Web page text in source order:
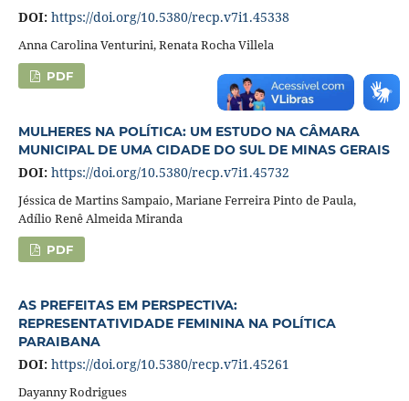
DOI: https://doi.org/10.5380/recp.v7i1.45338
Anna Carolina Venturini, Renata Rocha Villela
PDF
MULHERES NA POLÍTICA: UM ESTUDO NA CÂMARA
MUNICIPAL DE UMA CIDADE DO SUL DE MINAS GERAIS
DOI: https://doi.org/10.5380/recp.v7i1.45732
Jéssica de Martins Sampaio, Mariane Ferreira Pinto de Paula,
Adílio Renê Almeida Miranda
PDF
AS PREFEITAS EM PERSPECTIVA:
REPRESENTATIVIDADE FEMININA NA POLÍTICA
PARAIBANA
DOI: https://doi.org/10.5380/recp.v7i1.45261
Dayanny Rodrigues